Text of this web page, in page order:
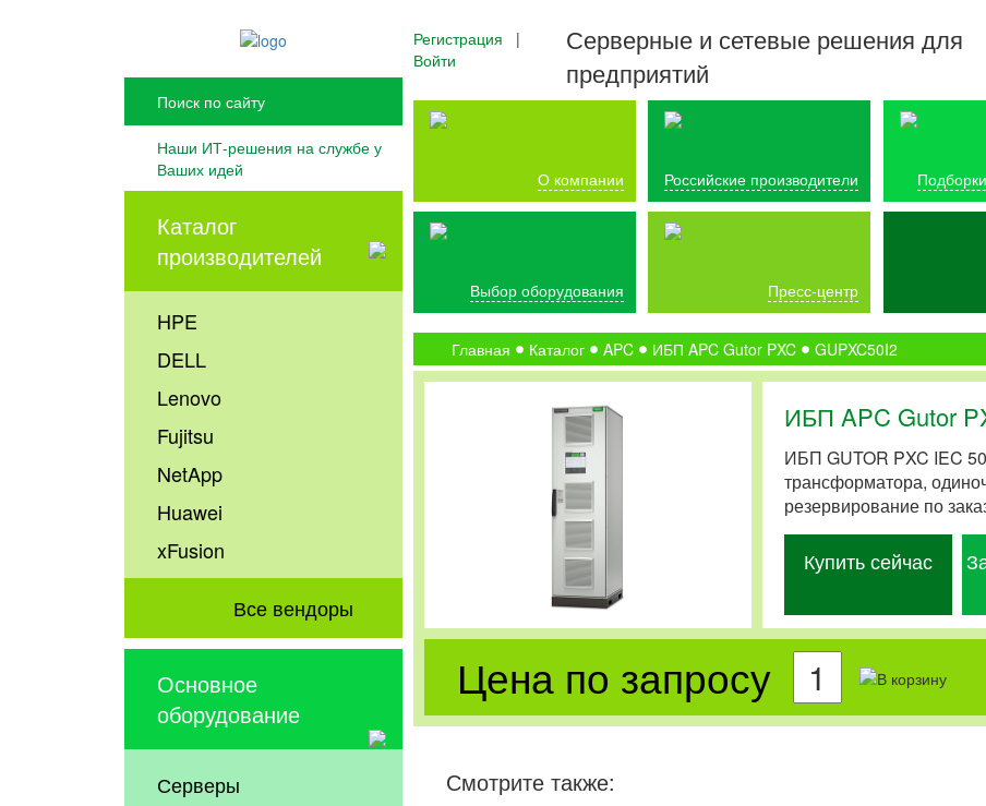
Наши ИТ-решения на службе у
Ваших идей
Каталог
производителей
HPE
DELL
Lenovo
Fujitsu
NetApp
Huawei
xFusion
Все вендоры
Основное
оборудование
Серверы
Регистрация |
Войти
Серверные и сетевые решения для
предприятий
О компании Российские производители
Выбор оборудования Пресс-центр
Главная Каталог APC ИБП APC Gutor PXC GUPXC50I2
ИБП APC Gutor
ИБП GUTOR PXC IEC
трансформатора,
резервирование по
Купить сейчас
Цена по запросу
Смотрите также: